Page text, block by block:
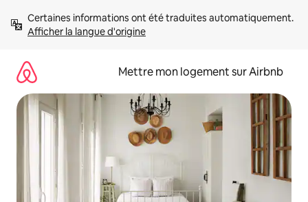
directement
Afficher la langue d'origine
Mettre mon logement sur Airbnb